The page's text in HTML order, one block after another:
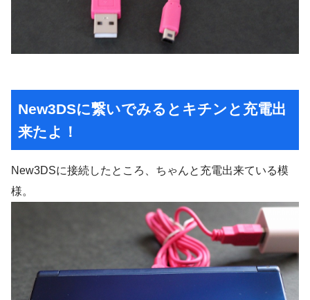
New3DSに繋いでみるとキチンと充電出
来たよ！
New3DSに接続したところ、ちゃんと充電出来ている模
様。